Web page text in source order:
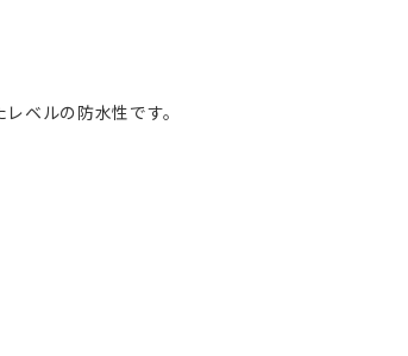
ベルの防水性です。